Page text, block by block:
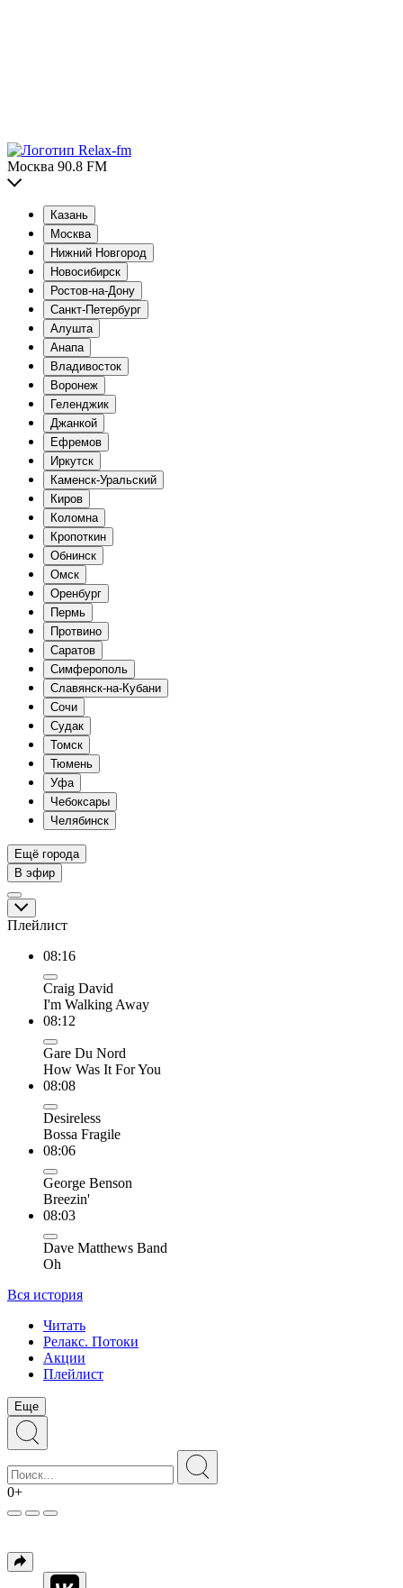
Москва 90.8 FM
Казань
Москва
Нижний Новгород
Новосибирск
Ростов-на-Дону
Санкт-Петербург
Алушта
Анапа
Владивосток
Воронеж
Геленджик
Джанкой
Ефремов
Иркутск
Каменск-Уральский
Киров
Коломна
Кропоткин
Обнинск
Омск
Оренбург
Пермь
Протвино
Саратов
Симферополь
Славянск-на-Кубани
Сочи
Судак
Томск
Тюмень
Уфа
Чебоксары
Челябинск
Ещё города
В эфир
Плейлист
08:16
Craig David
I'm Walking Away
08:12
Gare Du Nord
How Was It For You
08:08
Desireless
Bossa Fragile
08:06
George Benson
Breezin'
08:03
Dave Matthews Band
Oh
Вся история
Читать
Релакс. Потоки
Акции
Плейлист
Еще
0+